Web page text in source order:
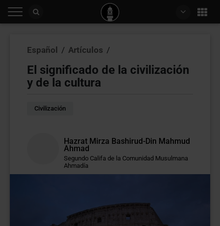
Español / Artículos /
El significado de la civilización
y de la cultura
Civilización
Hazrat Mirza Bashirud-Din Mahmud
Ahmad
Segundo Califa de la Comunidad Musulmana
Ahmadía